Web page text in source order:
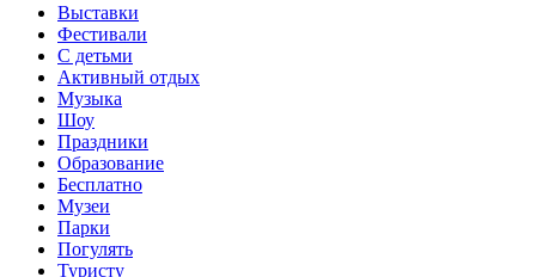
Выставки
Фестивали
С детьми
Активный отдых
Музыка
Шоу
Праздники
Образование
Бесплатно
Музеи
Парки
Погулять
Туристу